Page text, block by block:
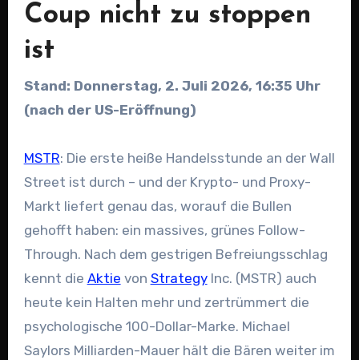
Coup nicht zu stoppen
ist
Stand: Donnerstag, 2. Juli 2026, 16:35 Uhr
(nach der US-Eröffnung)
MSTR: Die erste heiße Handelsstunde an der Wall
Street ist durch – und der Krypto- und Proxy-
Markt liefert genau das, worauf die Bullen
gehofft haben: ein massives, grünes Follow-
Through. Nach dem gestrigen Befreiungsschlag
kennt die Aktie von StrategyInc. (MSTR) auch
heute kein Halten mehr und zertrümmert die
psychologische 100-Dollar-Marke. Michael
Saylors Milliarden-Mauer hält die Bären weiter im